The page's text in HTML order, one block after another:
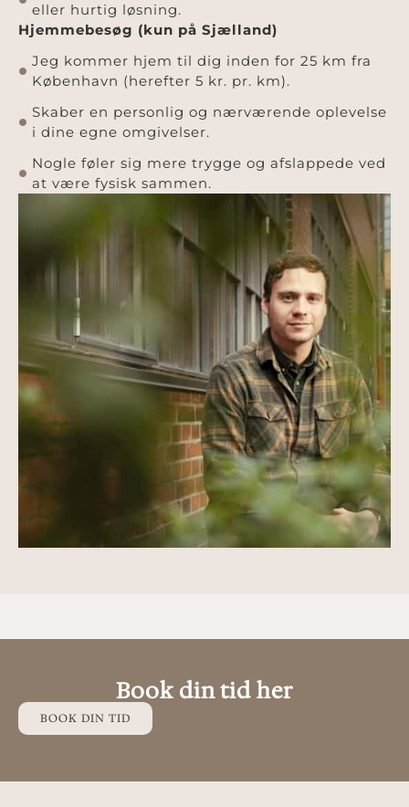
eller hurtig løsning.
Hjemmebesøg (kun på Sjælland)
Jeg kommer hjem til dig inden for 25 km fra
København (herefter 5 kr. pr. km).
Skaber en personlig og nærværende oplevelse
i dine egne omgivelser.
Nogle føler sig mere trygge og afslappede ved
at være fysisk sammen.
Book din tid her
BOOK DIN TID